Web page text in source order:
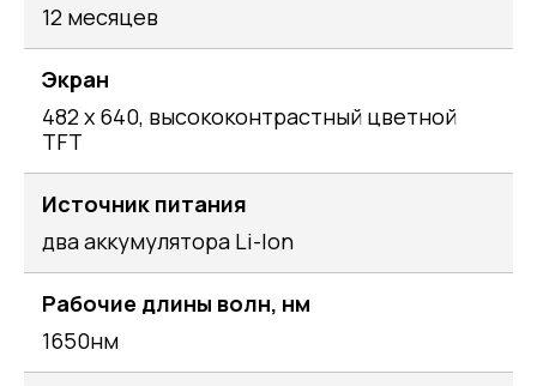
12 месяцев
Экран
482 х 640, высококонтрастный цветной
TFT
Источник питания
два аккумулятора Li-Ion
Рабочие длины волн, нм
1650нм